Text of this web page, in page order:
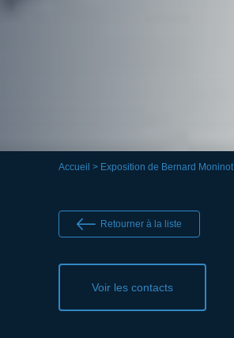
Accueil > Exposition de Bernard Moninot
Retourner à la liste
Voir les contacts